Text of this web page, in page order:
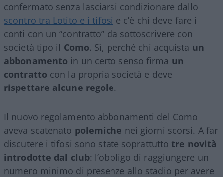
confermato senza lasciarsi condizionare dallo
scontro tra Lotito e i tifosi e c’è chi deve fare i
conti con un “contratto” da sottoscrivere con
società tipo il Como. Sì, perché chi acquista un
abbonamento in un certo senso firma un
contratto con la propria società e deve
rispettare alcune regole.
Il nuovo regolamento abbonamenti del Como
aveva scatenato polemiche nei giorni scorsi. A far
discutere i tifosi sono state soprattutto tre novità
introdotte dal club: l’obbligo di raggiungere un
numero minimo di presenze allo stadio per avere